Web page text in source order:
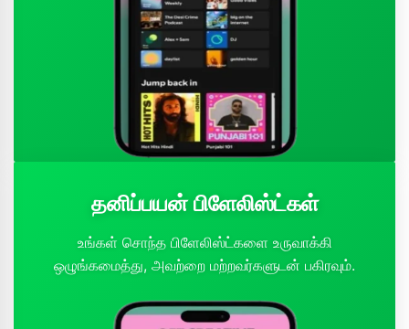
தனிப்பயன் பிளேலிஸ்ட்கள்
உங்கள் சொந்த பிளேலிஸ்ட்களை உருவாக்கி
ஒழுங்கமைத்து, அவற்றை மற்றவர்களுடன் பகிரவும்.